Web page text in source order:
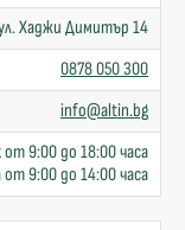
Хаджи Димитър 14
0878 050 300
info@altin.bg
9:00 до 18:00 часа
9:00 до 14:00 часа